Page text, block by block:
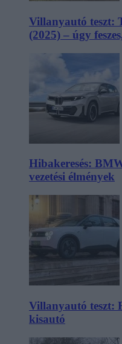
Villanyautó teszt:
(2025) – úgy
Hibakeresés:
vezetési élmények
Villanyautó teszt:
kisautó